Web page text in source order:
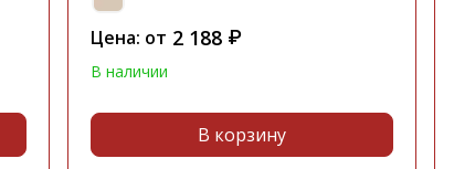
Цена: от 2 188 ₽
В наличии
В корзину